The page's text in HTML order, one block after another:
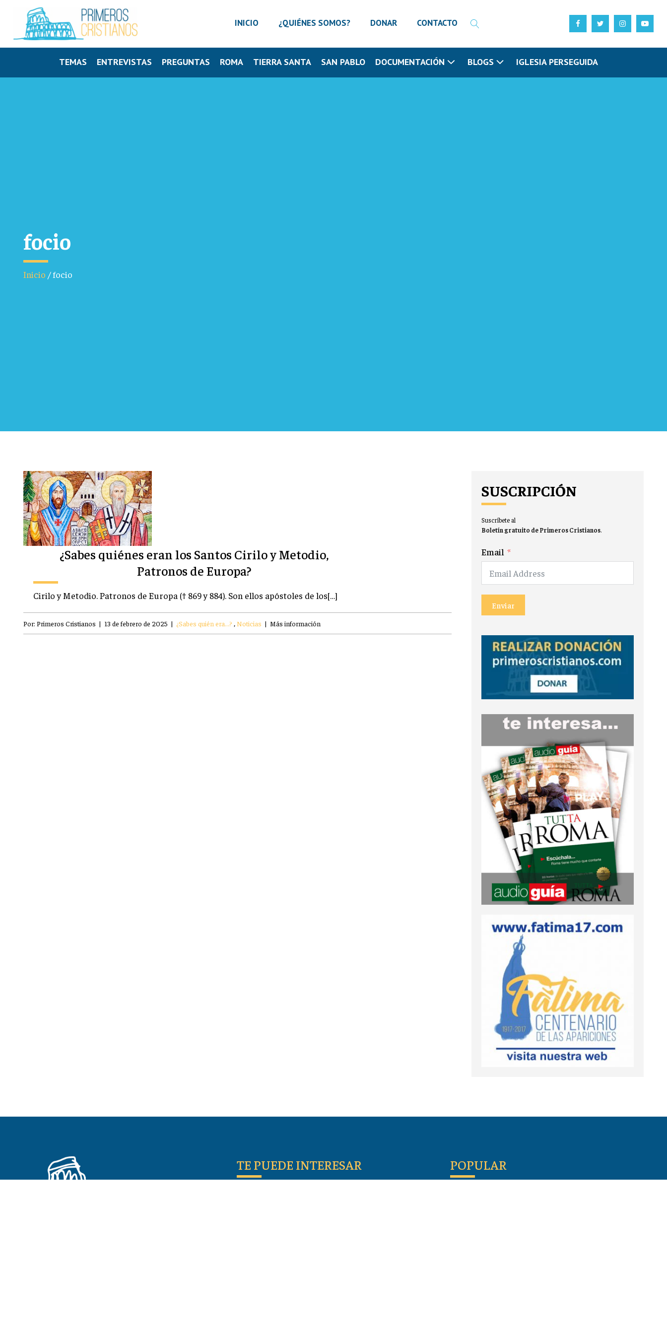
INICIO ¿QUIÉNES SOMOS? DONAR CONTACTO
TEMAS ENTREVISTAS PREGUNTAS ROMA TIERRA SANTA SAN PABLO DOCUMENTACIÓN BLOGS IGLESIA PERSEGUIDA
focio
Inicio /focio
¿Sabes quiénes eran los Santos Cirilo y Metodio,
Patronos de Europa?
Cirilo y Metodio. Patronos de Europa († 869 y 884). Son ellos apóstoles de los[…]
Por: Primeros Cristianos | 13 de febrero de 2025 | ¿Sabes quién era...? , Noticias | Más información
SUSCRIPCIÓN
Suscríbete al
Boletín gratuito de Primeros Cristianos.
Email
Enviar
TE PUEDE INTERESAR POPULAR